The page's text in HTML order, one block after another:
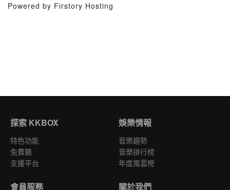
Powered by Firstory Hosting
探索 KKBOX
特色功能
免費聽
支援平台
娛樂情報
音樂趨勢
音樂排行榜
年度風雲榜
會員服務 關於我們